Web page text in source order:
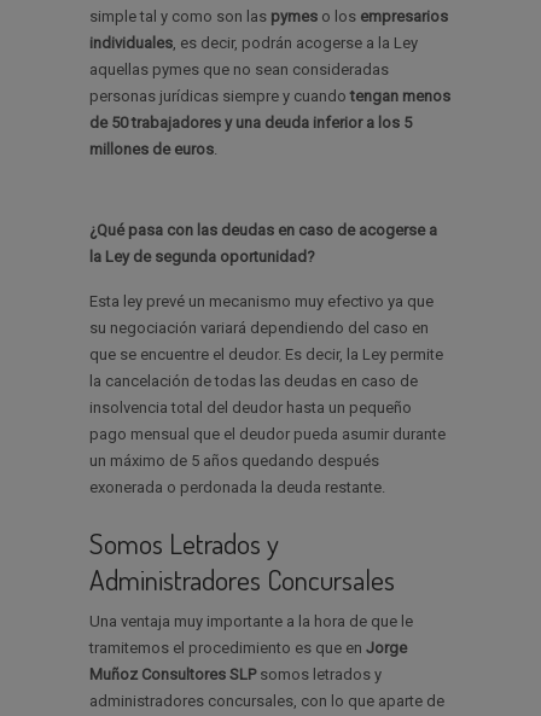
simple tal y como son las pymes o los empresarios
individuales , es decir, podrán acogerse a la Ley
aquellas pymes que no sean consideradas
personas jurídicas siempre y cuandotengan menos
de 50 trabajadores y una deuda inferior a los 5
millones de euros
¿Qué pasa con las deudas en caso de acogerse a
la Ley de segunda oportunidad?
Esta ley prevé un mecanismo muy efectivo ya que
su negociación variará dependiendo del caso en
que se encuentre el deudor. Es decir, la Ley permite
la cancelación de todas las deudas en caso de
insolvencia total del deudor hasta un pequeño
pago mensual que el deudor pueda asumir durante
un máximo de 5 años quedando después
exonerada o perdonada la deuda restante.
Somos Letrados y
Administradores Concursales
Una ventaja muy importante a la hora de que le
tramitemos el procedimiento es que en Jorge
Muñoz Consultores SLP somos letrados y
administradores concursales, con lo que aparte de